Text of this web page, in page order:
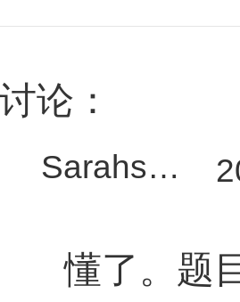
论：
Sarahsha_98
懂了。题